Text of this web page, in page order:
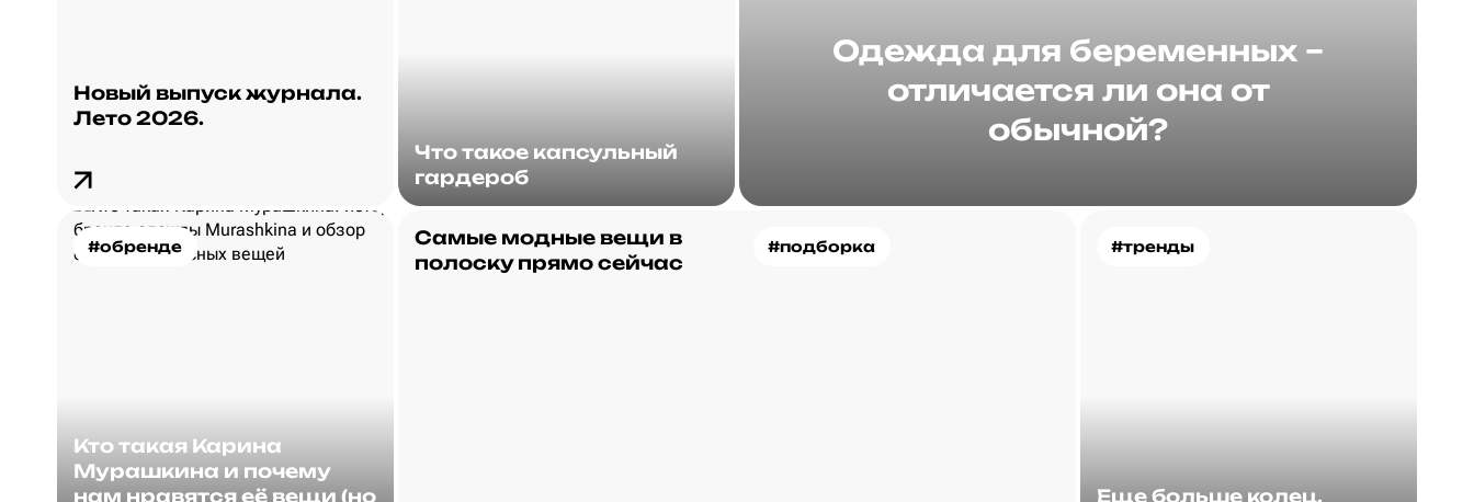
Новый выпуск журнала.
Лето 2026.
Одежда для беременных –
отличается ли она от
обычной?
Что такое капсульный
гардероб
#обренде
Кто такая Карина
Мурашкина и почему
нам нравятся её вещи (но
#подборка
Самые модные вещи в
полоску прямо сейчас
#тренды
Еще больше колец.